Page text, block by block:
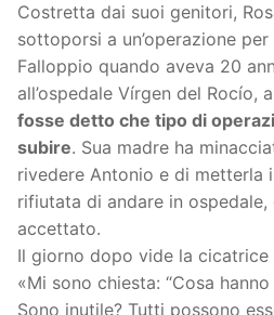
Costretta dai suoi genitori,
sottoporsi a un’operazione
Falloppio quando aveva 20
all’ospedale Vírgen del Rocío,
fosse detto che tipo di
subire. Sua madre ha
rivedere Antonio e di metterla
rifiutata di andare in ospedale,
accettato.
Il giorno dopo vide la cicatrice
«Mi sono chiesta: “Cosa
Sono inutile? Tutti possono